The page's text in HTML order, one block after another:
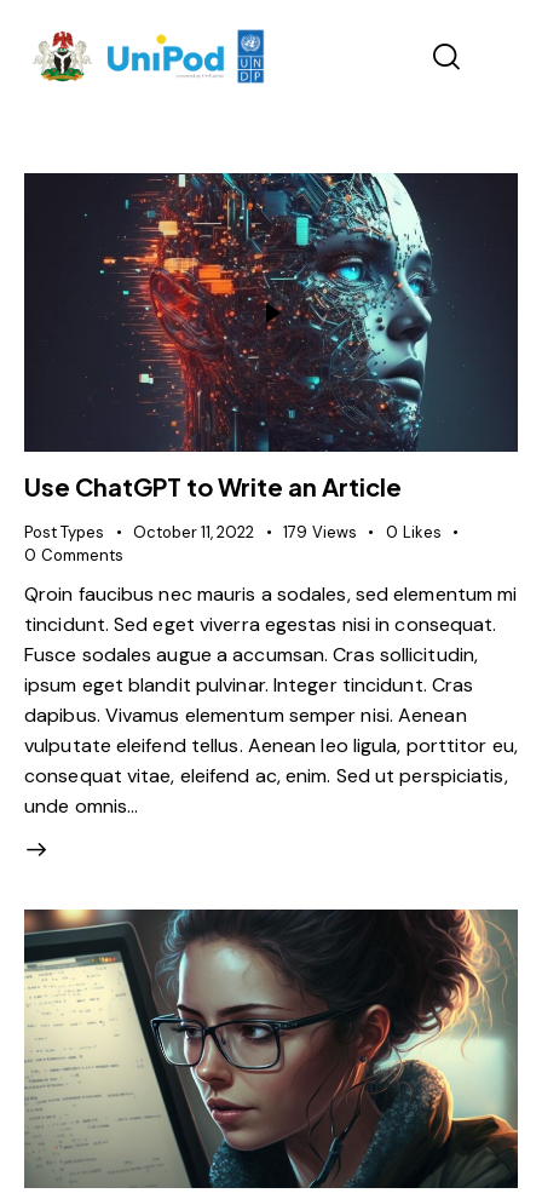
Use ChatGPT to Write an Article
Post Types October 11, 2022 179 Views 0 Likes
0 Comments
Qroin faucibus nec mauris a sodales, sed elementum mi
tincidunt. Sed eget viverra egestas nisi in consequat.
Fusce sodales augue a accumsan. Cras sollicitudin,
ipsum eget blandit pulvinar. Integer tincidunt. Cras
dapibus. Vivamus elementum semper nisi. Aenean
vulputate eleifend tellus. Aenean leo ligula, porttitor eu,
consequat vitae, eleifend ac, enim. Sed ut perspiciatis,
unde omnis…